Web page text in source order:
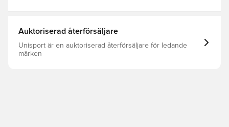
Auktoriserad återförsäljare
Unisport är en auktoriserad återförsäljare för ledande
märken